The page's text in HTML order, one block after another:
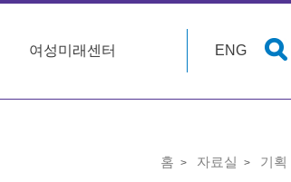
여성미래센터 ENG
홈 자료실 기획